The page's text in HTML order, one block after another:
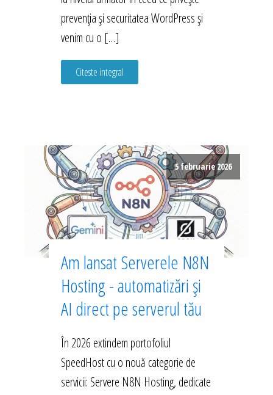
prevenția și securitatea WordPress și
venim cu o […]
Citeste integral
5 februarie 2026
Am lansat Serverele N8N
Hosting - automatizări și
AI direct pe serverul tău
În 2026 extindem portofoliul
SpeedHost cu o nouă categorie de
servicii: Servere N8N Hosting, dedicate